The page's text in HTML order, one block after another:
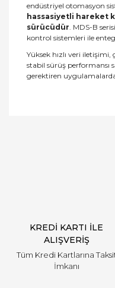
endüstriyel otomasyon
hassasiyetli hareket
sürücüdür. MDS-B
kontrol sistemleri ile
Yüksek hızlı veri
stabil sürüş performansı
gerektiren
Bu ürüne benzer
KREDİ KARTI İLE
ALIŞVERİŞ
Tüm Kredi Kartlarına
İmkanı